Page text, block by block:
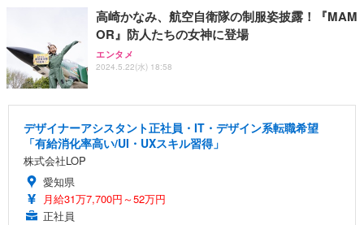
高崎かなみ、航空自衛隊の制服姿披露！『MAM
OR』防人たちの女神に登場
エンタメ
2024.5.22(水) 18:58
デザイナーアシスタント正社員・IT・デザイン系転職希望
「有給消化率高い/UI・UXスキル習得」
株式会社LOP
愛知県
月給31万7,700円～52万円
正社員